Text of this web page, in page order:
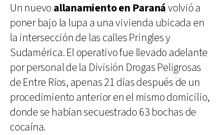
Un nuevo allanamiento en Paranávolvió a
poner bajo la lupa a una vivienda ubicada en
la intersección de las calles Pringles y
Sudamérica. El operativo fue llevado adelante
por personal de la División Drogas Peligrosas
de Entre Ríos, apenas 21 días después de un
procedimiento anterior en el mismo domicilio,
donde se habían secuestrado 63 bochas de
cocaína.